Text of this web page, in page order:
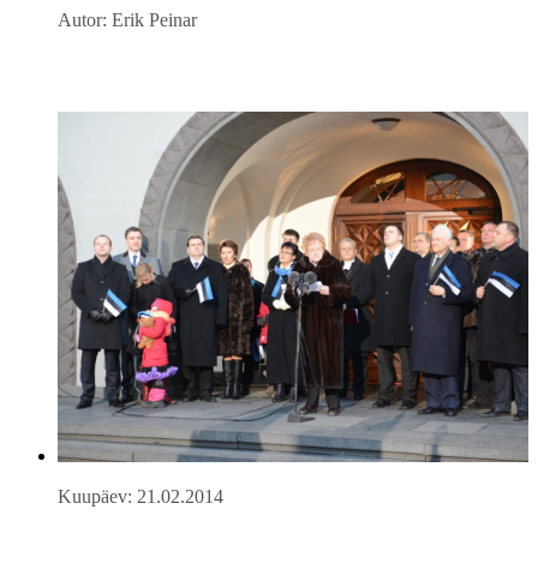
Autor: Erik Peinar
Kuupäev: 21.02.2014